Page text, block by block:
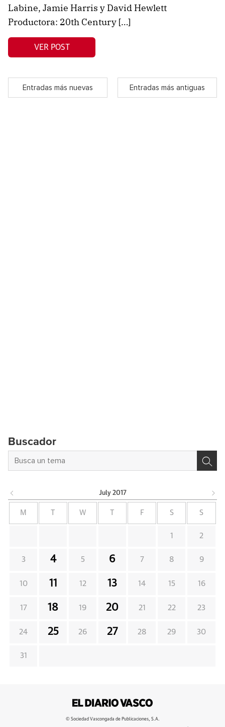
Labine, Jamie Harris y David Hewlett
Productora: 20th Century […]
VER POST
Entradas más nuevas Entradas más antiguas
Buscador
July 2017
M W F S S
1 2
3 4 5 6 7 8 9
10 11 12 13 14 15 16
17 18 19 20 21 22 23
24 25 26 27 28 29 30
31
© Sociedad Vascongada de Publicaciones, S.A.